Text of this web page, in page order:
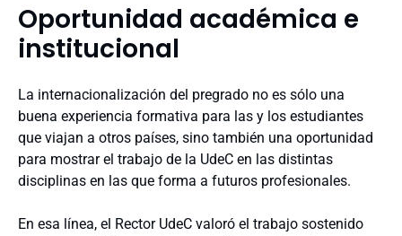
Oportunidad académica e
institucional
La internacionalización del pregrado no es sólo una
buena experiencia formativa para las y los estudiantes
que viajan a otros países, sino también una oportunidad
para mostrar el trabajo de la UdeC en las distintas
disciplinas en las que forma a futuros profesionales.
En esa línea, el Rector UdeC valoró el trabajo sostenido